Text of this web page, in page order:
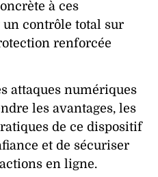
à ces
un contrôle total sur
renforcée
attaques numériques
les avantages, les
de ce dispositif
et de sécuriser
en ligne.